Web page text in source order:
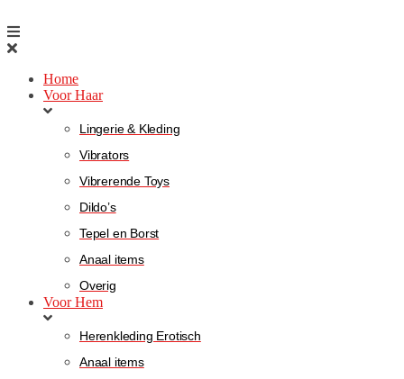
Home
Voor Haar
Lingerie & Kleding
Vibrators
Vibrerende Toys
Dildo’s
Tepel en Borst
Anaal items
Overig
Voor Hem
Herenkleding Erotisch
Anaal items